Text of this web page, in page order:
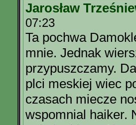
Jarosław
07:23
Ta pochwa
mnie. Jednak
przypuszczamy.
plci meskiej wiec
czasach miecze
wspomnial haiker.